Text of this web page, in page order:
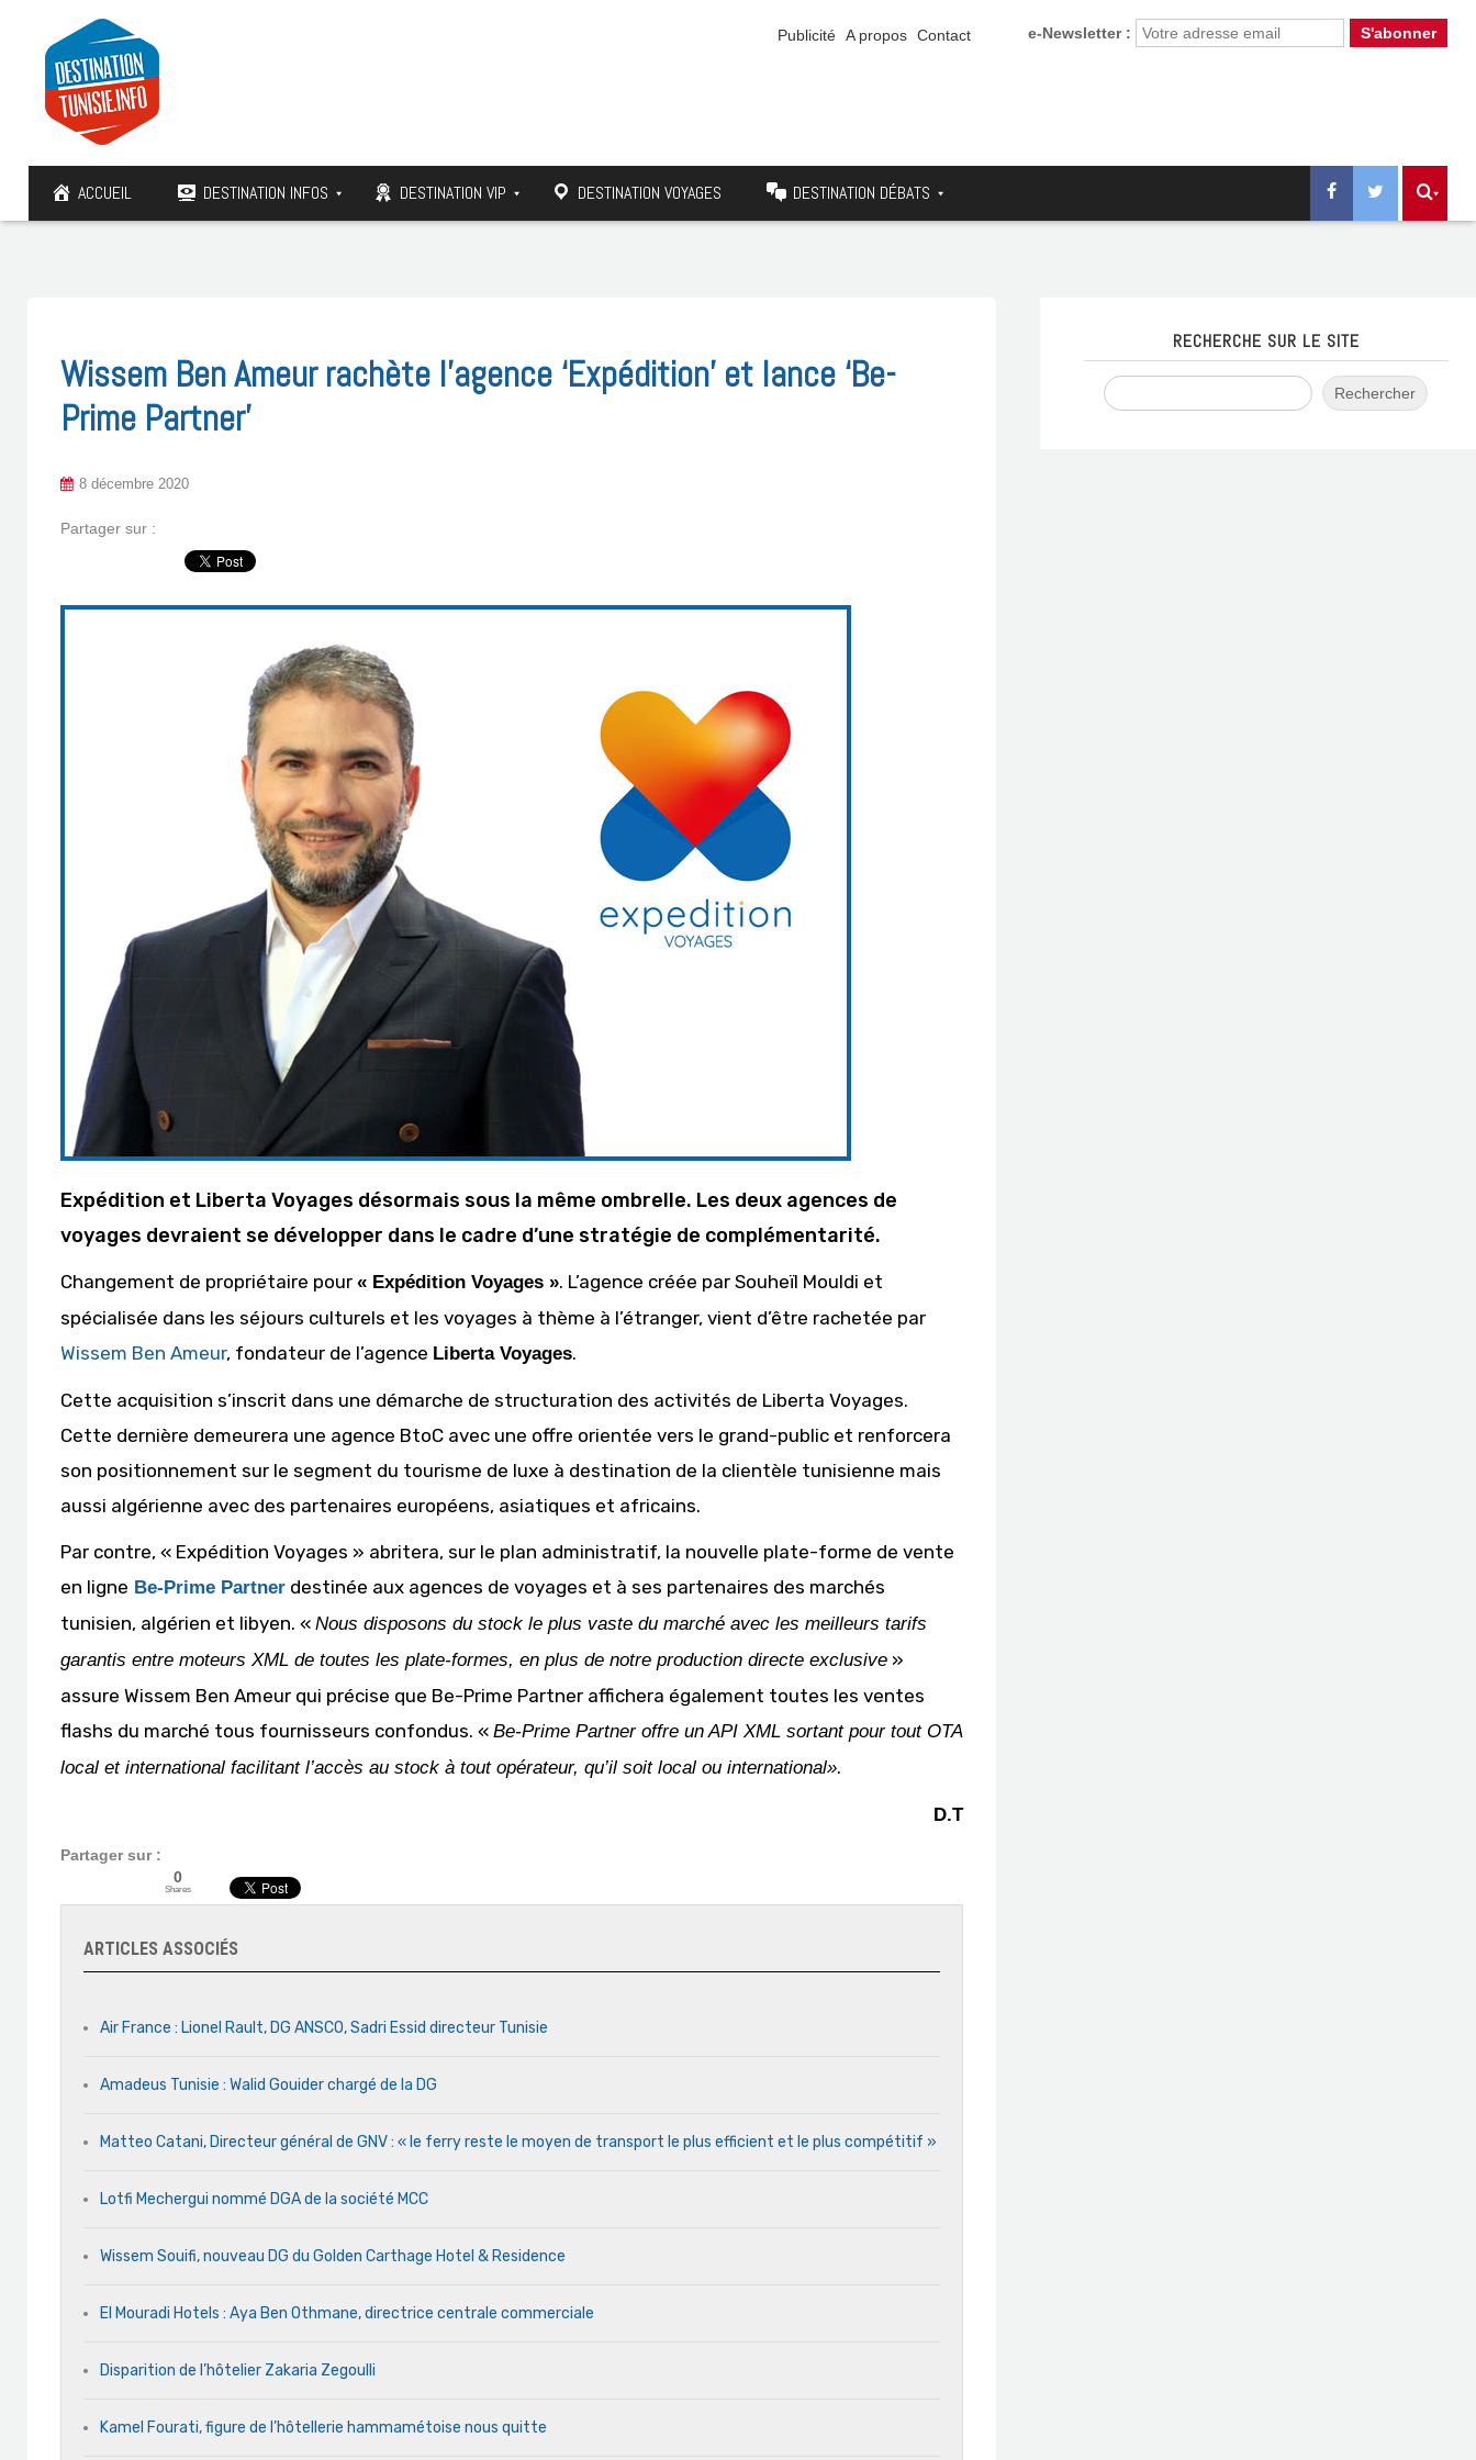
e-Newsletter :
Publicité A propos Contact
ACCUEIL DESTINATION INFOS DESTINATION VIP DESTINATION VOYAGES DESTINATION DÉBATS
Wissem Ben Ameur rachète l’agence ‘Expédition’ et lance ‘Be-
Prime Partner’
8 décembre 2020
Partager sur :
Expédition et Liberta Voyages désormais sous la même ombrelle. Les deux agences de
voyages devraient se développer dans le cadre d’une stratégie de complémentarité.
Changement de propriétaire pour « Expédition Voyages ». L’agence créée par Souheïl Mouldi et
spécialisée dans les séjours culturels et les voyages à thème à l’étranger, vient d’être rachetée par
Wissem Ben Ameur, fondateur de l’agence Liberta Voyages.
Cette acquisition s’inscrit dans une démarche de structuration des activités de Liberta Voyages.
Cette dernière demeurera une agence BtoC avec une offre orientée vers le grand-public et renforcera
son positionnement sur le segment du tourisme de luxe à destination de la clientèle tunisienne mais
aussi algérienne avec des partenaires européens, asiatiques et africains.
Par contre, « Expédition Voyages » abritera, sur le plan administratif, la nouvelle plate-forme de vente
en ligne Be-Prime Partner destinée aux agences de voyages et à ses partenaires des marchés
tunisien, algérien et libyen. « Nous disposons du stock le plus vaste du marché avec les meilleurs tarifs
garantis entre moteurs XML de toutes les plate-formes, en plus de notre production directe exclusive »
assure Wissem Ben Ameur qui précise que Be-Prime Partner affichera également toutes les ventes
flashs du marché tous fournisseurs confondus. « Be-Prime Partner offre un API XML sortant pour tout OTA
local et international facilitant l’accès au stock à tout opérateur, qu’il soit local ou international».
D.T
Partager sur :
0
Shares
ARTICLES ASSOCIÉS
Air France : Lionel Rault, DG ANSCO, Sadri Essid directeur Tunisie
Amadeus Tunisie : Walid Gouider chargé de la DG
Matteo Catani, Directeur général de GNV : « le ferry reste le moyen de transport le plus efficient et le plus compétitif »
Lotfi Mechergui nommé DGA de la société MCC
Wissem Souifi, nouveau DG du Golden Carthage Hotel & Residence
El Mouradi Hotels : Aya Ben Othmane, directrice centrale commerciale
Disparition de l’hôtelier Zakaria Zegoulli
Kamel Fourati, figure de l’hôtellerie hammamétoise nous quitte
RECHERCHE SUR LE SITE